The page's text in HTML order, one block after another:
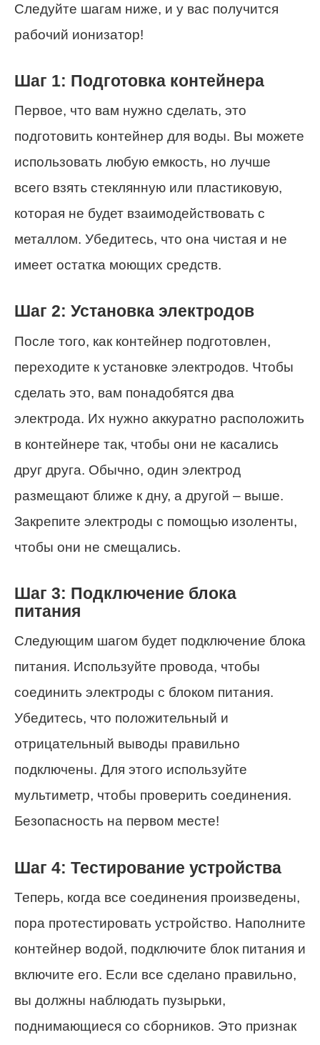
Следуйте шагам ниже, и у вас получится
рабочий ионизатор!
Шаг 1: Подготовка контейнера
Первое, что вам нужно сделать, это
подготовить контейнер для воды. Вы можете
использовать любую емкость, но лучше
всего взять стеклянную или пластиковую,
которая не будет взаимодействовать с
металлом. Убедитесь, что она чистая и не
имеет остатка моющих средств.
Шаг 2: Установка электродов
После того, как контейнер подготовлен,
переходите к установке электродов. Чтобы
сделать это, вам понадобятся два
электрода. Их нужно аккуратно расположить
в контейнере так, чтобы они не касались
друг друга. Обычно, один электрод
размещают ближе к дну, а другой – выше.
Закрепите электроды с помощью изоленты,
чтобы они не смещались.
Шаг 3: Подключение блока
питания
Следующим шагом будет подключение блока
питания. Используйте провода, чтобы
соединить электроды с блоком питания.
Убедитесь, что положительный и
отрицательный выводы правильно
подключены. Для этого используйте
мультиметр, чтобы проверить соединения.
Безопасность на первом месте!
Шаг 4: Тестирование устройства
Теперь, когда все соединения произведены,
пора протестировать устройство. Наполните
контейнер водой, подключите блок питания и
включите его. Если все сделано правильно,
вы должны наблюдать пузырьки,
поднимающиеся со сборников. Это признак